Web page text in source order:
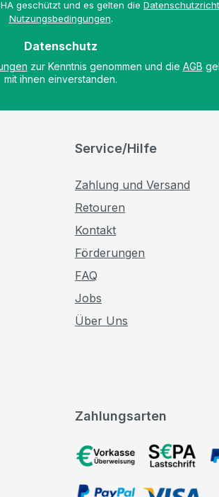
geschützt und es gelten die
Nutzungsbedingungen.
Datenschutz
zur Kenntnis genommen und die AGB
mit ihnen einverstanden.
Service/Hilfe
Zahlung und Versand
Retouren
Kontakt
Förderungen
FAQ
Jobs
Über Uns
Zahlungsarten
Vorkasse, SEPA-